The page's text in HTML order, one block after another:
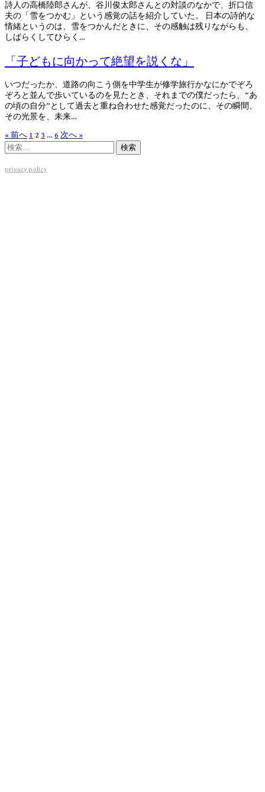
詩人の高橋陸郎さんが、谷川俊太郎さんとの対談のなかで、折口信
夫の「雪をつかむ」という感覚の話を紹介していた。 日本の詩的な
情緒というのは、雪をつかんだときに、その感触は残りながらも、
しばらくしてひらく…
「子どもに向かって絶望を説くな」
いつだったか、道路の向こう側を中学生が修学旅行かなにかでぞろ
ぞろと並んで歩いているのを見たとき、それまでの僕だったら、“あ
の頃の自分”として過去と重ね合わせた感覚だったのに、その瞬間、
その光景を、未来…
投
稿
の
« 前へ 1 2 3 … 6 次へ »
検
索:
privacy policy